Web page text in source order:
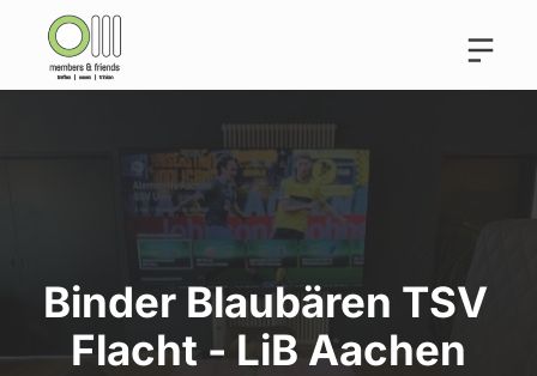
Binder Blaubären TSV
Flacht - LiB Aachen